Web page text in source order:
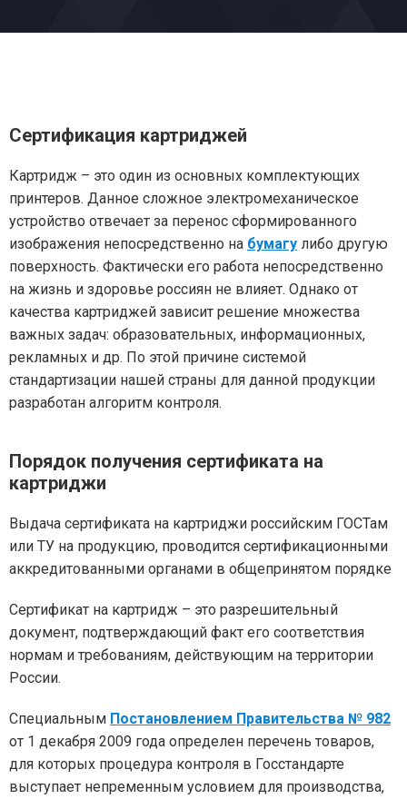
Сертификация картриджей
Картридж – это один из основных комплектующих
принтеров. Данное сложное электромеханическое
устройство отвечает за перенос сформированного
изображения непосредственно на бумагу либо другую
поверхность. Фактически его работа непосредственно
на жизнь и здоровье россиян не влияет. Однако от
качества картриджей зависит решение множества
важных задач: образовательных, информационных,
рекламных и др. По этой причине системой
стандартизации нашей страны для данной продукции
разработан алгоритм контроля.
Порядок получения сертификата на
картриджи
Выдача сертификата на картриджи российским ГОСТам
или ТУ на продукцию, проводится сертификационными
аккредитованными органами в общепринятом порядке
Сертификат на картридж – это разрешительный
документ, подтверждающий факт его соответствия
нормам и требованиям, действующим на территории
России.
Специальным Постановлением Правительства № 982
от 1 декабря 2009 года определен перечень товаров,
для которых процедура контроля в Госстандарте
выступает непременным условием для производства,